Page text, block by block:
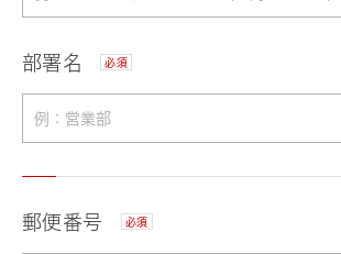
部署名 必須
郵便番号 必須